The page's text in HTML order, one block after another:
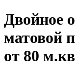
Двойное
матовой
от 80